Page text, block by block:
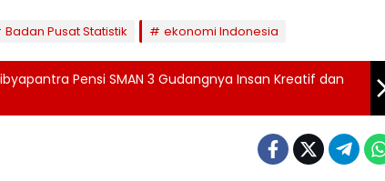
Badan Pusat Statistik ekonomi Indonesia
Pensi SMAN 3 Gudangnya Insan Kreatif dan